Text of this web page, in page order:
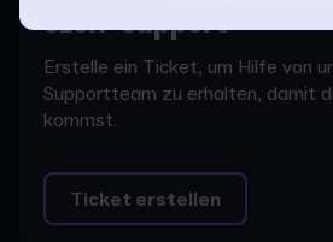
SEGA-Support
Erstelle ein Ticket, um Hilfe von
Supportteam zu erhalten, damit
kommst.
Ticket erstellen